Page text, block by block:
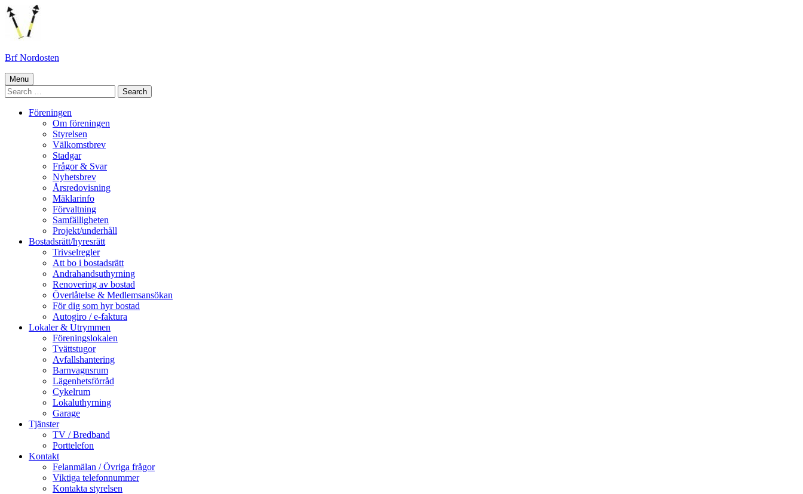
Skip
to
content
Brf Nordosten
Primary
Menu
Menu
Search
for:
Föreningen
Om föreningen
Styrelsen
Välkomstbrev
Stadgar
Frågor & Svar
Nyhetsbrev
Årsredovisning
Mäklarinfo
Förvaltning
Samfälligheten
Projekt/underhåll
Bostadsrätt/hyresrätt
Trivselregler
Att bo i bostadsrätt
Andrahandsuthyrning
Renovering av bostad
Överlåtelse & Medlemsansökan
För dig som hyr bostad
Autogiro / e-faktura
Lokaler & Utrymmen
Föreningslokalen
Tvättstugor
Avfallshantering
Barnvagnsrum
Lägenhetsförråd
Cykelrum
Lokaluthyrning
Garage
Tjänster
TV / Bredband
Porttelefon
Kontakt
Felanmälan / Övriga frågor
Viktiga telefonnummer
Kontakta styrelsen